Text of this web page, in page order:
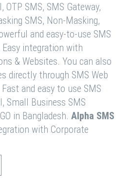
OTP SMS, SMS Gateway,
SMS, Non-Masking,
and easy-to-use SMS
integration with
& Websites. You can also
directly through SMS Web
and easy to use SMS
Small Business SMS
in Bangladesh. Alpha SMS
with Corporate